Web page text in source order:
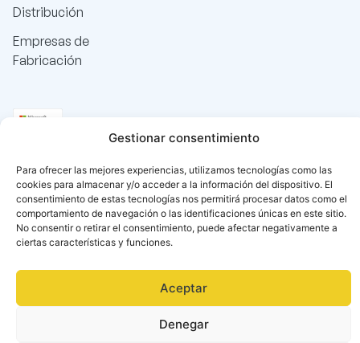
Gestionar consentimiento
Para ofrecer las mejores experiencias, utilizamos tecnologías como las
cookies para almacenar y/o acceder a la información del dispositivo. El
consentimiento de estas tecnologías nos permitirá procesar datos como el
comportamiento de navegación o las identificaciones únicas en este sitio.
No consentir o retirar el consentimiento, puede afectar negativamente a
ciertas características y funciones.
Aceptar
Denegar
Distribución
Empresas de
Fabricación
Catalán)